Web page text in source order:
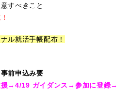
すべきこと
ル就活手帳配布！
前申込み要
→4/19 ガイダンス→参加に登録→